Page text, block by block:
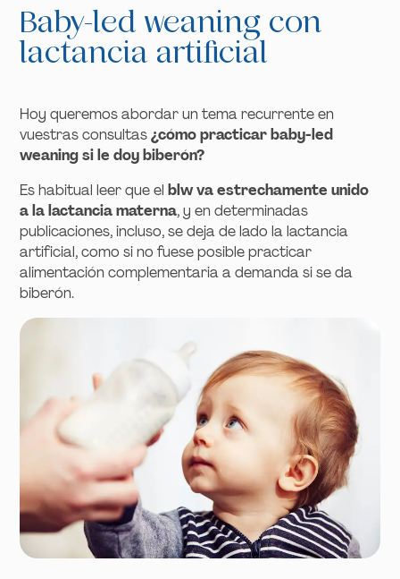
Baby-led weaning con
lactancia artificial
Hoy queremos abordar un tema recurrente en
vuestras consultas¿cómo practicar baby-led
weaning si le doy biberón?
Es habitual leer que el blw va estrechamente unido
a la lactancia materna, y en determinadas
publicaciones, incluso, se deja de lado la lactancia
artificial, como si no fuese posible practicar
alimentación complementaria a demanda si se da
biberón.